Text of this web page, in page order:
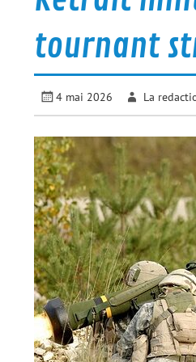
tournant
4 mai 2026 La